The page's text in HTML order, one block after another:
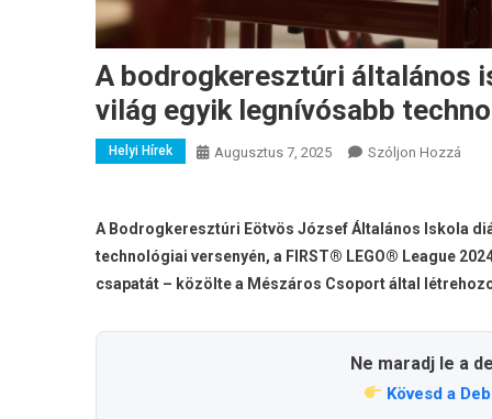
A bodrogkeresztúri általános
világ egyik legnívósabb
Helyi Hírek Augusztus 7, 2025 Szóljon Hozzá
Az
Első
A
A Bodrogkeresztúri Eötvös József Általános Iskola
technológiai versenyén, a FIRST® LEGO® League
csapatát – közölte a Mészáros Csoport által
Ne maradj le a
Kövesd a